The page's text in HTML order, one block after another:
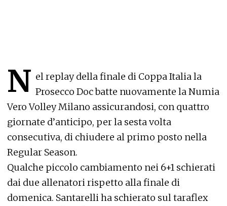
N el replay della finale di Coppa Italia la
Prosecco Doc batte nuovamente la Numia
Vero Volley Milano assicurandosi, con quattro
giornate d’anticipo, per la sesta volta
consecutiva, di chiudere al primo posto nella
Regular Season.
Qualche piccolo cambiamento nei 6+1 schierati
dai due allenatori rispetto alla finale di
domenica. Santarelli ha schierato sul taraflex